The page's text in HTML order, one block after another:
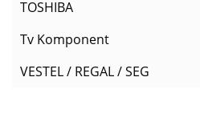
TOSHIBA
Tv Komponent
VESTEL / REGAL / SEG